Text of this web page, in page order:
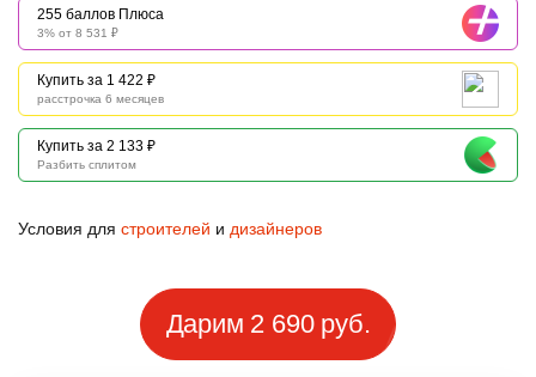
255 баллов Плюса
3% от 8 531 ₽
Купить за 1 422 ₽
расстрочка 6 месяцев
Купить за 2 133 ₽
Разбить сплитом
Условия для строителей и дизайнеров
Дарим 2 690 руб.